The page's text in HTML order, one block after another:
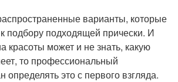
варианты, которые
подбору подходящей прически. И
красоты может и не знать, какую
то профессиональный
определять это с первого взгляда.